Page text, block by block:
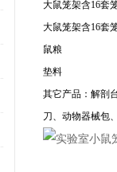
大鼠笼架含16套
大鼠笼架含16套
鼠粮
垫料
其它产品：解剖
刀、动物器械包